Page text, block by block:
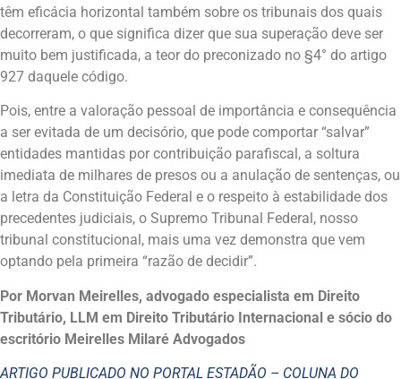
têm eficácia horizontal também sobre os tribunais dos quais
decorreram, o que significa dizer que sua superação deve ser
muito bem justificada, a teor do preconizado no §4° do artigo
927 daquele código.
Pois, entre a valoração pessoal de importância e consequência
a ser evitada de um decisório, que pode comportar “salvar”
entidades mantidas por contribuição parafiscal, a soltura
imediata de milhares de presos ou a anulação de sentenças, ou
a letra da Constituição Federal e o respeito à estabilidade dos
precedentes judiciais, o Supremo Tribunal Federal, nosso
tribunal constitucional, mais uma vez demonstra que vem
optando pela primeira “razão de decidir”.
Por Morvan Meirelles, advogado especialista em Direito
Tributário, LLM em Direito Tributário Internacional e sócio do
escritório Meirelles Milaré Advogados
ARTIGO PUBLICADO NO PORTAL ESTADÃO – COLUNA DO